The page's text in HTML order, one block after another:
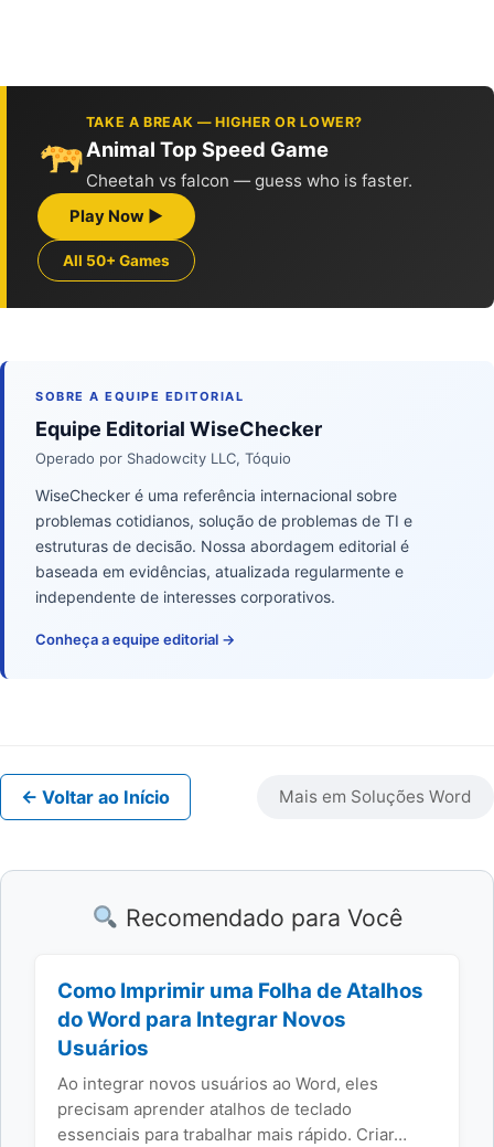
TAKE A BREAK — HIGHER OR LOWER?
Animal Top Speed Game
Cheetah vs falcon — guess who is faster.
Play Now ▶
All 50+ Games
SOBRE A EQUIPE EDITORIAL
Equipe Editorial WiseChecker
Operado por Shadowcity LLC, Tóquio
WiseChecker é uma referência internacional sobre
problemas cotidianos, solução de problemas de TI e
estruturas de decisão. Nossa abordagem editorial é
baseada em evidências, atualizada regularmente e
independente de interesses corporativos.
Conheça a equipe editorial →
← Voltar ao Início Mais em Soluções Word
Recomendado para Você
Como Imprimir uma Folha de Atalhos
do Word para Integrar Novos
Usuários
Ao integrar novos usuários ao Word, eles
precisam aprender atalhos de teclado
essenciais para trabalhar mais rápido. Criar…